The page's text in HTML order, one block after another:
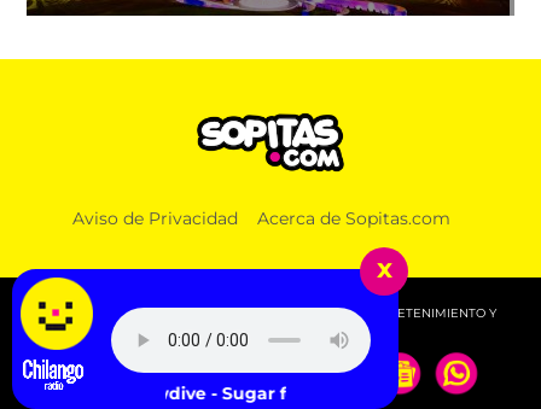
Aviso de Privacidad Acerca de Sopitas.com
© 2026 SOPITAS.COM - MÚSICA, NOTICIAS, DEPORTES, ENTRETENIMIENTO Y
MÁS!.
x
Slowdive - Sugar for the Pill